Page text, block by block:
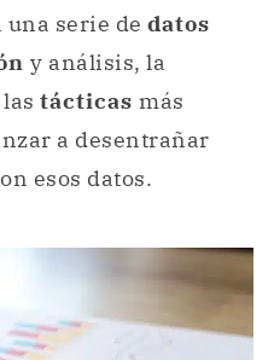
una serie de datos
y análisis, la
tácticas más
a desentrañar
esos datos.